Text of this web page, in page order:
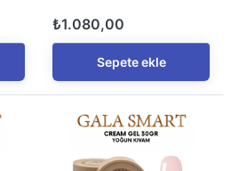
₺1.080,00
Sepete ekle